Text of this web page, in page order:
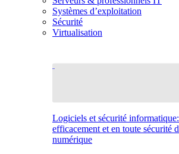
Systèmes d’exploitation
Sécurité
Virtualisation
Logiciels et sécurité
efficacement et en toute sécurité
numérique